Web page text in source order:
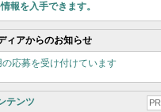
報を入手できます。
ィアからのお知らせ
の応募を受け付けています
テンツ PR